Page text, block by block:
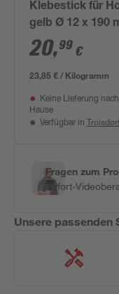
Klebestick für
gelb Ø 12 x 190
48 Stück
20,99 €
23,85 € / Kilogramm
Keine Lieferung nach
Hause
Verfügbar in
Fragen zum
Sofort-
Unsere passenden